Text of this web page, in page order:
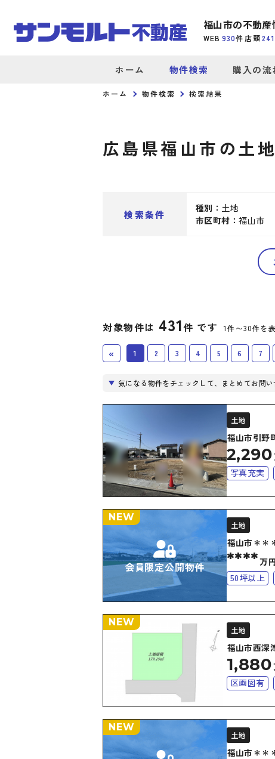
福山市の不動産
WEB 930件 店頭241
ホーム 物件検索 購入の流
ホーム 物件検索 検索結果
広島県福山市の土
検索条件
種別： 土地
市区町村： 福山市
対象物件は 431件 です 1件〜30件を
« 1 2 3 4 5 6 7
気になる物件をチェックして、まとめてお問い
土地
福山市引野
2,290
写真充実
会員限定公開物件
NEW
土地
福山市＊＊
****万円
50坪以上
NEW
土地
福山市西深
1,880
区画図有
NEW
土地
福山市＊＊